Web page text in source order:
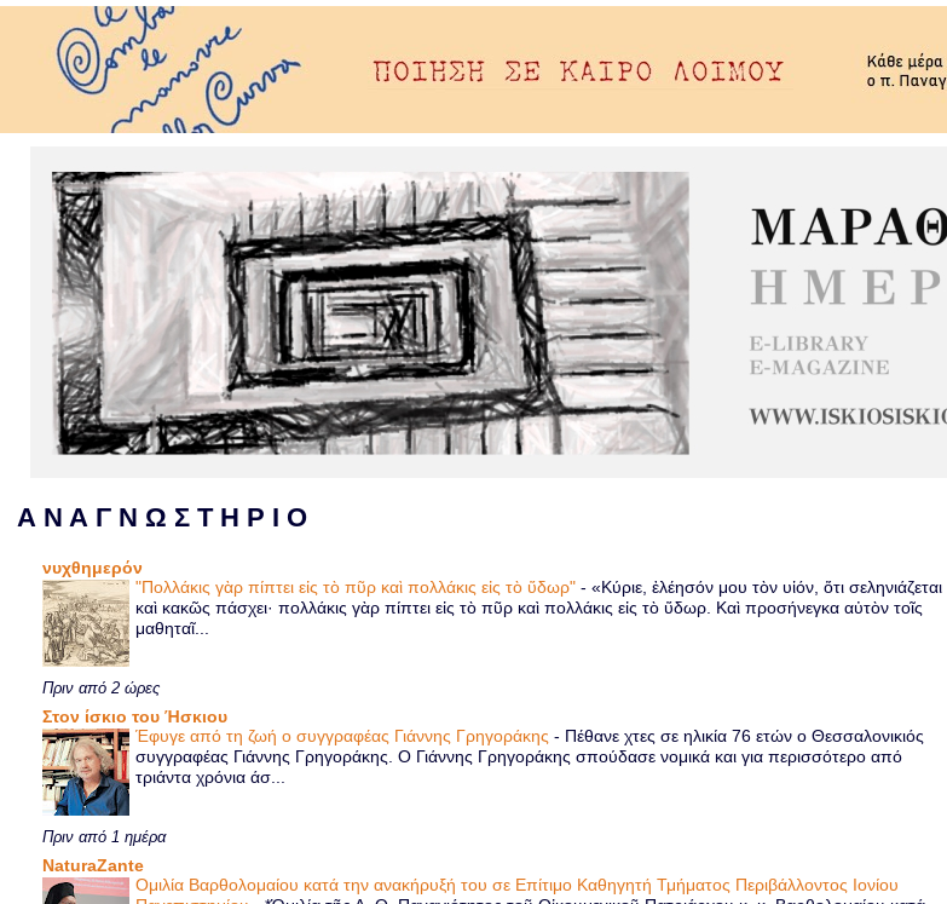
Α Ν Α Γ Ν Ω Σ Τ Η Ρ Ι Ο
νυχθημερόν
"Πολλάκις γὰρ πίπτει εἰς τὸ πῦρ καὶ πολλάκις εἰς τὸ ὕδωρ"-«Κύριε, ἐλέησόν μου τὸν υἱόν, ὅτι σεληνιάζεται
καὶ κακῶς πάσχει· πολλάκις γὰρ πίπτει εἰς τὸ πῦρ καὶ πολλάκις εἰς τὸ ὕδωρ. Καὶ προσήνεγκα αὐτὸν τοῖς
μαθηταῖ...
Πριν από 2 ώρες
Στον ίσκιο του Ήσκιου
Έφυγε από τη ζωή ο συγγραφέας Γιάννης Γρηγοράκης- Πέθανε χτες σε ηλικία 76 ετών ο Θεσσαλονικιός
συγγραφέας Γιάννης Γρηγοράκης. Ο Γιάννης Γρηγοράκης σπούδασε νομικά και για περισσότερο από
τριάντα χρόνια άσ...
Πριν από 1 ημέρα
NaturaZante
Ομιλία Βαρθολομαίου κατά την ανακήρυξή του σε Επίτιμο Καθηγητή Τμήματος Περιβάλλοντος Ιονίου